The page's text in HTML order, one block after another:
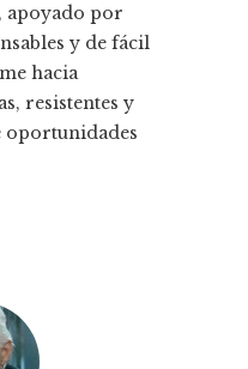
apoyado por
y de fácil
hacia
resistentes y
oportunidades